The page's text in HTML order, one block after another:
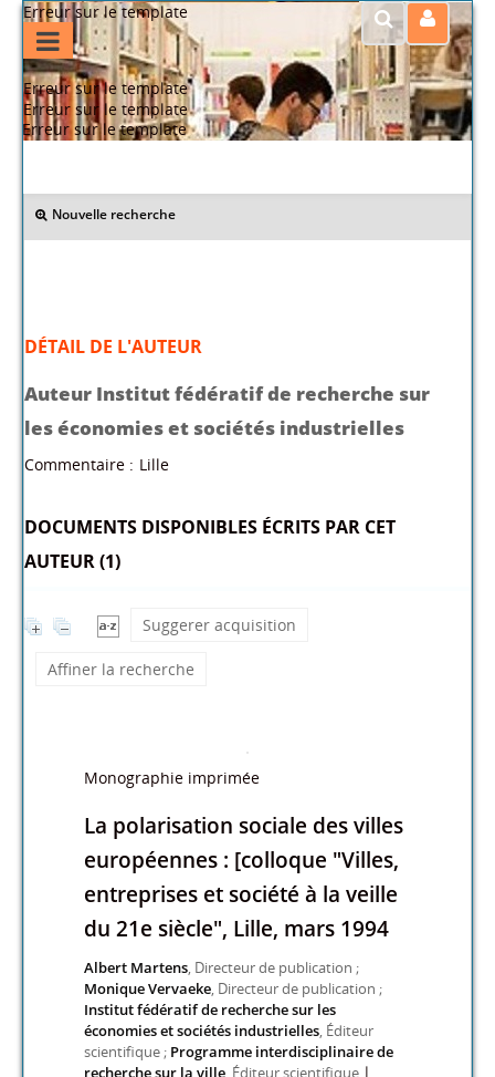
Erreur sur le template
Erreur sur le template
Erreur sur le template
Erreur sur le template
Nouvelle recherche
DÉTAIL DE L'AUTEUR
Auteur Institut fédératif de recherche sur
les économies et sociétés industrielles
Commentaire : Lille
DOCUMENTS DISPONIBLES ÉCRITS PAR CET
AUTEUR (1)
Suggerer acquisition
Affiner la recherche
Monographie imprimée
La polarisation sociale des villes
européennes : [colloque "Villes,
entreprises et société à la veille
du 21e siècle", Lille, mars 1994
Albert Martens, Directeur de publication ;
Monique Vervaeke, Directeur de publication ;
Institut fédératif de recherche sur les
économies et sociétés industrielles, Éditeur
scientifique ; Programme interdisciplinaire de
recherche sur la ville, Éditeur scientifique |